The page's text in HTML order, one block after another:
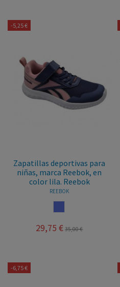
-5,25 €
Zapatillas deportivas para
niñas, marca Reebok, en
color lila. Reebok
REEBOK
29,75 € 35,00 €
-6,75 €